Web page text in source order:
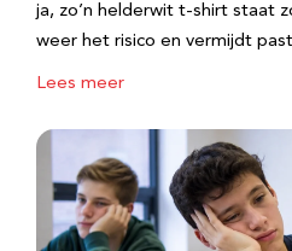
ja, zo’n helderwit t-shirt staat
weer het risico en vermijdt
Lees meer